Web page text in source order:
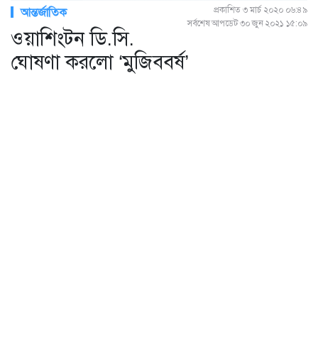
আন্তর্জাতিক
প্রকাশিত ৩ মার্চ ২০২০ ০৬:৪৯
সর্বশেষ আপডেট ৩০ জুন ২০২১ ১৫:০৯
ওয়াশিংটন ডি.সি.
ঘোষণা করলো ‘মুজিববর্ষ’